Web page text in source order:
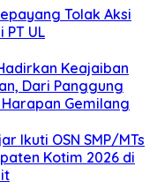
Tolak Aksi
PT UL
Keajaiban
Dari Panggung
Gemilang
Ikuti OSN SMP/MTs
Kotim 2026 di